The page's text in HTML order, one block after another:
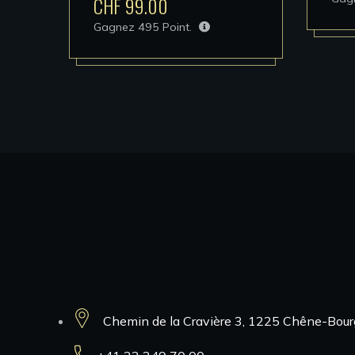
Gagnez 495 Point.
Chemin de la Cravière 3, 1225 Chêne-